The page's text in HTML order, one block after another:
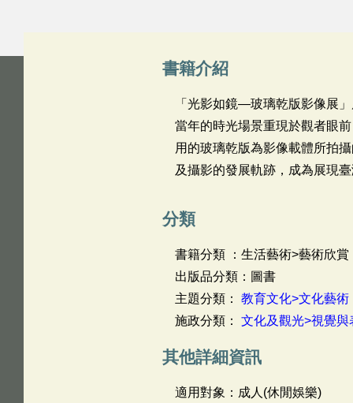
書籍介紹
「光影如鏡—玻璃乾版影像展
當年的時光場景重現於觀者眼
用的玻璃乾版為影像載體所拍
及攝影的發展軌跡，成為展現
分類
書籍分類 ：生活藝術>藝術欣賞
出版品分類：圖書
主題分類： 教育文化>文化藝術
施政分類： 文化及觀光>視覺
其他詳細資訊
適用對象：成人(休閒娛樂)